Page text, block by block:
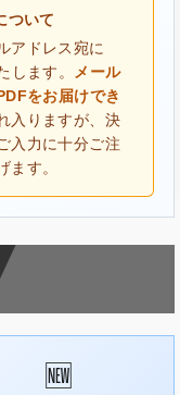
ついて
アドレス宛に
します。
メール
をお届けでき
入りますが、決
入力に十分ご注
ます。
🆕